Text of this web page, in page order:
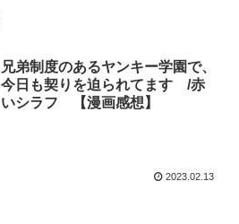
兄弟制度のあるヤンキー学園で、
今日も契りを迫られてます /赤
いシラフ 【漫画感想】
2023.02.13